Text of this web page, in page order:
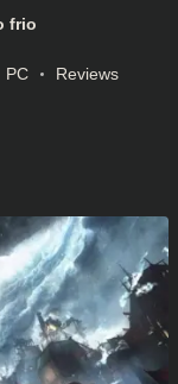
frio
PC Reviews